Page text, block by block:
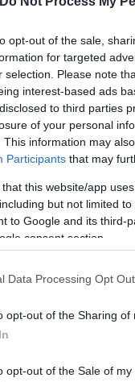
opt-out of the sale,
for targeted
selection. Please note
interest-based ads
to third parties
of your personal
This information may
Participants that may
that this website/app
but not limited
to Google and its third-
consent section.
Data Processing Opt
opt-out of the Sharing of
opt-out of the Sale of my
«ΝΟΙΑΖΟΜΑΙ»,
σε μια χώρα
κυρίως δεν
μεγάλα λόγια